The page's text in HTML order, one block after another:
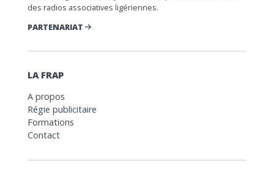
des radios associatives ligériennes.
PARTENARIAT
LA FRAP
A propos
Régie publicitaire
Formations
Contact